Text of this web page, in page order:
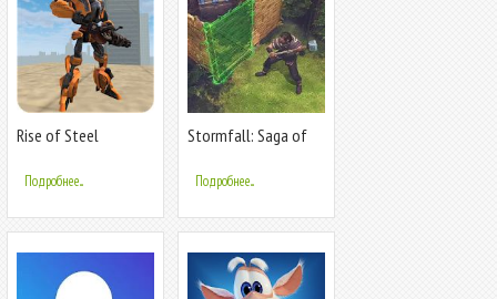
Rise of Steel
Подробнее...
Stormfall: Saga of
Подробнее...